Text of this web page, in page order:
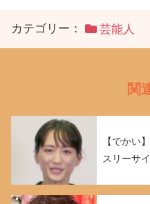
カテゴリー： 芸能人
関
【でかい
スリーサ